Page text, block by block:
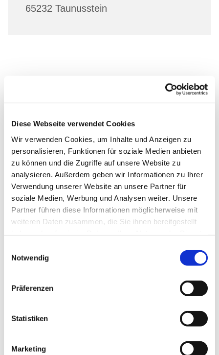
Diese Webseite verwendet Cookies
Wir verwenden Cookies, um Inhalte und Anzeigen zu
personalisieren, Funktionen für soziale Medien anbieten
zu können und die Zugriffe auf unsere Website zu
analysieren. Außerdem geben wir Informationen zu Ihrer
Verwendung unserer Website an unsere Partner für
soziale Medien, Werbung und Analysen weiter. Unsere
Partner führen diese Informationen möglicherweise mit
weiteren Daten zusammen, die Sie ihnen bereitgestellt
Notwendig
Präferenzen
Statistiken
Marketing
65232 Taunusstein
Dies könnte Sie auch